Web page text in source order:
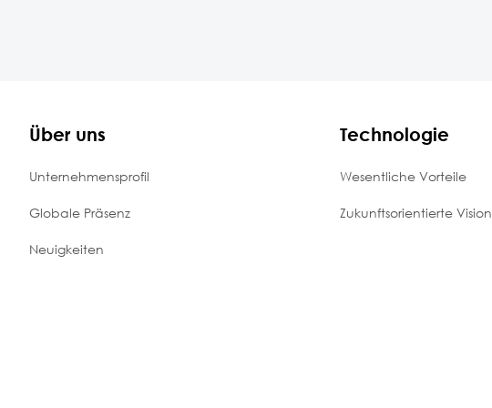
Über uns
Unternehmensprofil
Globale Präsenz
Neuigkeiten
Technologie
Wesentliche Vorteile
Zukunftsorientierte Vision